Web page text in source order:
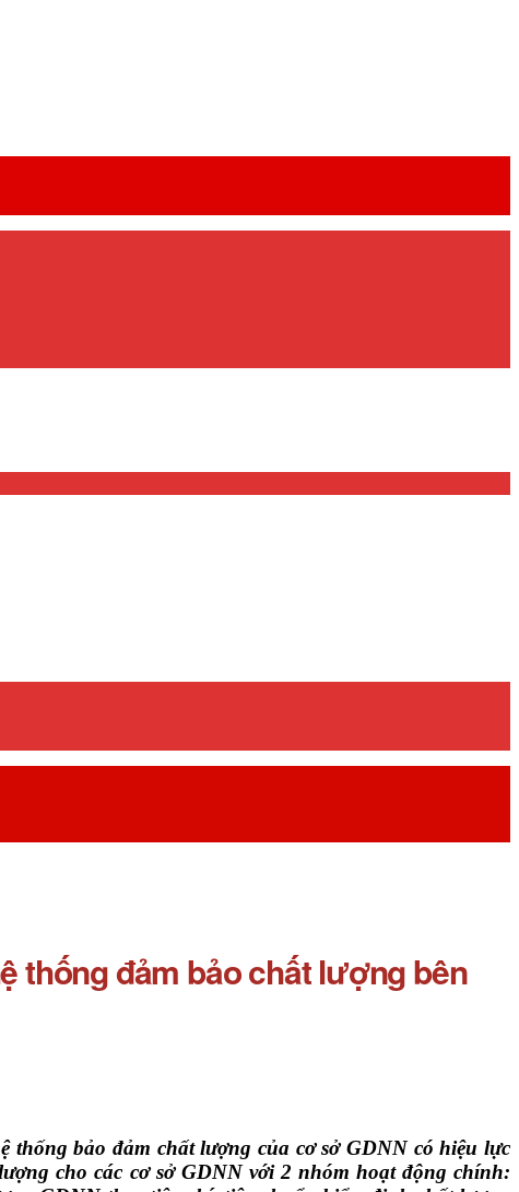
thống đảm bảo chất lượng bên
bảo đảm chất lượng của cơ sở GDNN có hiệu lực
cho các cơ sở GDNN với 2 nhóm hoạt động chính: